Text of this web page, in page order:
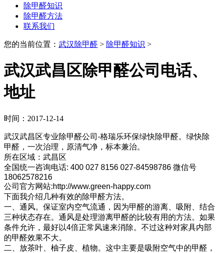
除甲醛知识
除甲醛方法
联系我们
您的当前位置： 武汉除甲醛 > 除甲醛知识 >
武汉武昌区除甲醛公司电话、
地址
时间：2017-12-14
武汉武昌区专业除甲醛公司-格瑞乐环保绿快除甲醛。绿快除
甲醛，一次治理，原清气净，标本兼治。
所在区域：武昌区
全国统一咨询电话: 400 027 8156 027-84598786 微信号
18062578216
公司官方网站:http://www.green-happy.com
下面我介绍几种有效的除甲醛方法。
一、通风。保证室内空气流通，因为甲醛的游离、吸附、结合
三种状态存在。通风是处理游离甲醛的比较有用的方法。如果
条件允许，最好以4倍正常风速来消除。不过这种对家具内部
的甲醛效果不大。
二、放茶叶、柚子皮、植物。这中主要是吸附空气中的甲醛，